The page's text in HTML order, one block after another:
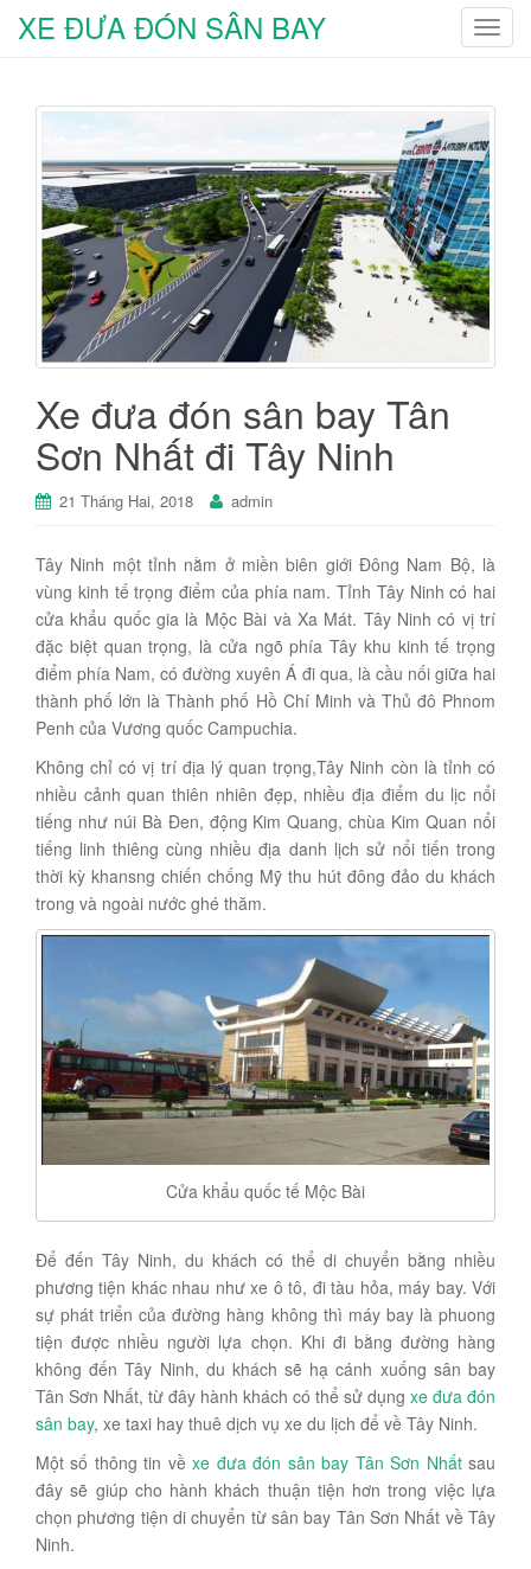
T
g
l
e
n
a
v
i
g
a
XE ĐƯA ĐÓN SÂN BAY
Xe đưa đón sân bay Tân
Sơn Nhất đi Tây Ninh
21 Tháng Hai, 2018 admin
Tây Ninh một tỉnh nằm ở miền biên giới Đông Nam Bộ, là
vùng kinh tế trọng điểm của phía nam. Tỉnh Tây Ninh có hai
cửa khẩu quốc gia là Mộc Bài và Xa Mát. Tây Ninh có vị trí
đặc biệt quan trọng, là cửa ngõ phía Tây khu kinh tế trọng
điểm phía Nam, có đường xuyên Á đi qua, là cầu nối giữa hai
thành phố lớn là Thành phố Hồ Chí Minh và Thủ đô Phnom
Penh của Vương quốc Campuchia.
Không chỉ có vị trí địa lý quan trọng,Tây Ninh còn là tỉnh có
nhiều cảnh quan thiên nhiên đẹp, nhiều địa điểm du lịc nổi
tiếng như núi Bà Đen, động Kim Quang, chùa Kim Quan nổi
tiếng linh thiêng cùng nhiều địa danh lịch sử nổi tiến trong
thời kỳ khansng chiến chống Mỹ thu hút đông đảo du khách
trong và ngoài nước ghé thăm.
Cửa khẩu quốc tế Mộc Bài
Để đến Tây Ninh, du khách có thể di chuyển bằng nhiều
phương tiện khác nhau như xe ô tô, đi tàu hỏa, máy bay. Với
sự phát triển của đường hàng không thì máy bay là phuong
tiện được nhiều người lựa chọn. Khi đi bằng đường hàng
không đến Tây Ninh, du khách sẽ hạ cánh xuống sân bay
Tân Sơn Nhất, từ đây hành khách có thể sử dụng xe đưa đón
sân bay, xe taxi hay thuê dịch vụ xe du lịch để về Tây Ninh.
Một số thông tin vềxe đưa đón sân bay Tân Sơn Nhấtsau
đây sẽ giúp cho hành khách thuận tiện hơn trong việc lựa
chọn phương tiện di chuyển từ sân bay Tân Sơn Nhất về Tây
Ninh.